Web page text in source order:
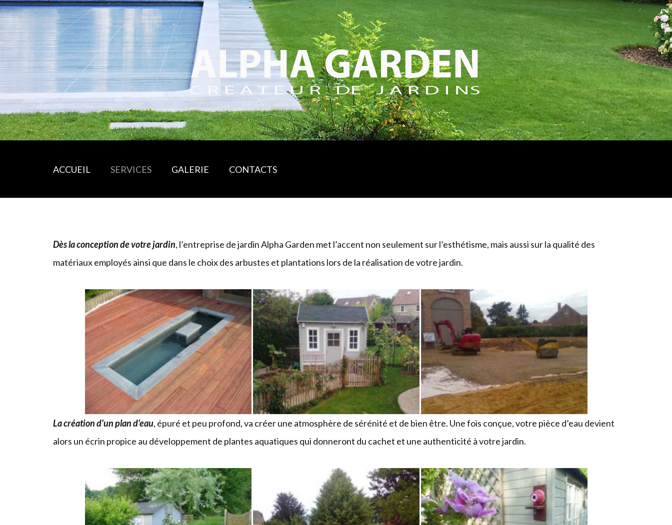
ACCUEIL SERVICES
PELOUSES - TERRASSEMENTS JARDINS -
GAZON
PALISSADES PORTILLONS CLÔTURES
GALERIE CONTACTS
Dès la conception de votre jardin, l’entreprise de jardin Alpha Garden met l’accent non seulement sur l’esthétisme, mais aussi sur la qualité des
matériaux employés ainsi que dans le choix des arbustes et plantations lors de la réalisation de votre jardin.
La création d'un plan d'eau, épuré et peu profond, va créer une atmosphère de sérénité et de bien être. Une fois conçue, votre pièce d’eau devient
alors un écrin propice au développement de plantes aquatiques qui donneront du cachet et une authenticité à votre jardin.